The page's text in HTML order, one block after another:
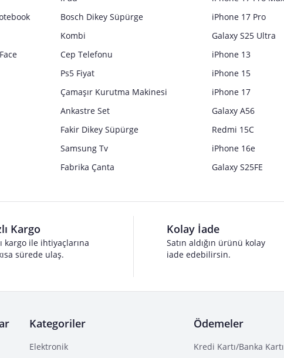
Bosch Dikey Süpürge
Kombi
Cep Telefonu
Ps5 Fiyat
Çamaşır Kurutma Makinesi
Ankastre Set
Fakir Dikey Süpürge
Samsung Tv
Fabrika Çanta
iPhone 17 Pro
Galaxy S25 Ultra
iPhone 13
iPhone 15
iPhone 17
Galaxy A56
Redmi 15C
iPhone 16e
Galaxy S25FE
Kargo
kargo ile ihtiyaçlarına
sürede ulaş.
Kolay İade
Satın aldığın ürünü kolay
iade edebilirsin.
Kategoriler
Elektronik
Ödemeler
Kredi Kartı/Banka